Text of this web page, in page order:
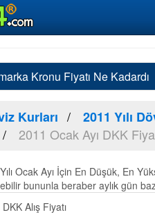
Kronu Fiyatı Ne Kadardı
Kurları 2011 Yılı
2011 Ocak Ayı DKK
Ocak Ayı İçin En Düşük, En
bununla beraber aylık gün
Alış Fiyatı